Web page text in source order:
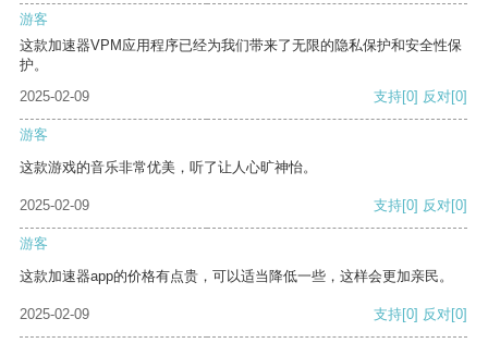
游客
这款加速器VPM应用程序已经为我们带来了无限的隐私保护和安全性保
护。
2025-02-09
支持[0] 反对[0]
游客
这款游戏的音乐非常优美，听了让人心旷神怡。
2025-02-09 支持[0] 反对[0]
游客
这款加速器app的价格有点贵，可以适当降低一些，这样会更加亲民。
2025-02-09 支持[0] 反对[0]